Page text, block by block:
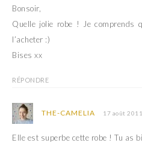
Bonsoir,
Quelle jolie robe ! Je comprends
l’acheter :)
Bises xx
RÉPONDRE
THE-CAMELIA 17 août 2011
Elle est superbe cette robe ! Tu as